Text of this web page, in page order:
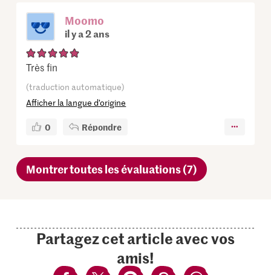
Moomo
il y a 2 ans
Très fin
(traduction automatique)
Afficher la langue d’origine
0 Répondre
Montrer toutes les évaluations (7)
Partagez cet article avec vos
amis!